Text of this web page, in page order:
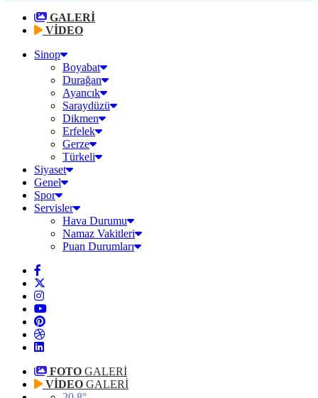
GALERİ
VİDEO
Sinop
Boyabat
Durağan
Ayancık
Saraydüzü
Dikmen
Erfelek
Gerze
Türkeli
Siyaset
Genel
Spor
Servisler
Hava Durumu
Namaz Vakitleri
Puan Durumları
FOTO GALERİ
VİDEO GALERİ